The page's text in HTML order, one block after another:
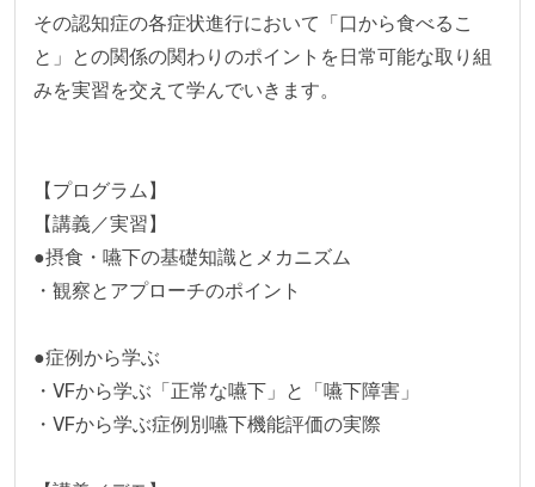
その認知症の各症状進行において「口から食べるこ
と」との関係の関わりのポイントを日常可能な取り組
みを実習を交えて学んでいきます。
【プログラム】
【講義／実習】
●摂食・嚥下の基礎知識とメカニズム
・観察とアプローチのポイント
●症例から学ぶ
・VFから学ぶ「正常な嚥下」と「嚥下障害」
・VFから学ぶ症例別嚥下機能評価の実際